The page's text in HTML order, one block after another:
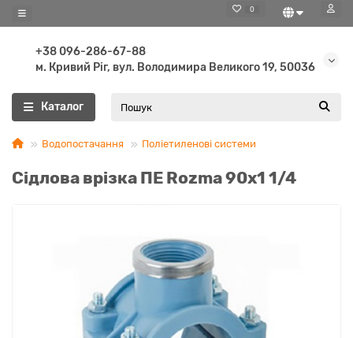
0
+38 096-286-67-88
м. Кривий Ріг, вул. Володимира Великого 19, 50036
Каталог
Водопостачання Поліетиленові системи
Сідлова врізка ПЕ Rozma 90х1 1/4